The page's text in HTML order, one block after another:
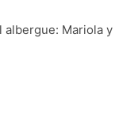
albergue: Mariola y